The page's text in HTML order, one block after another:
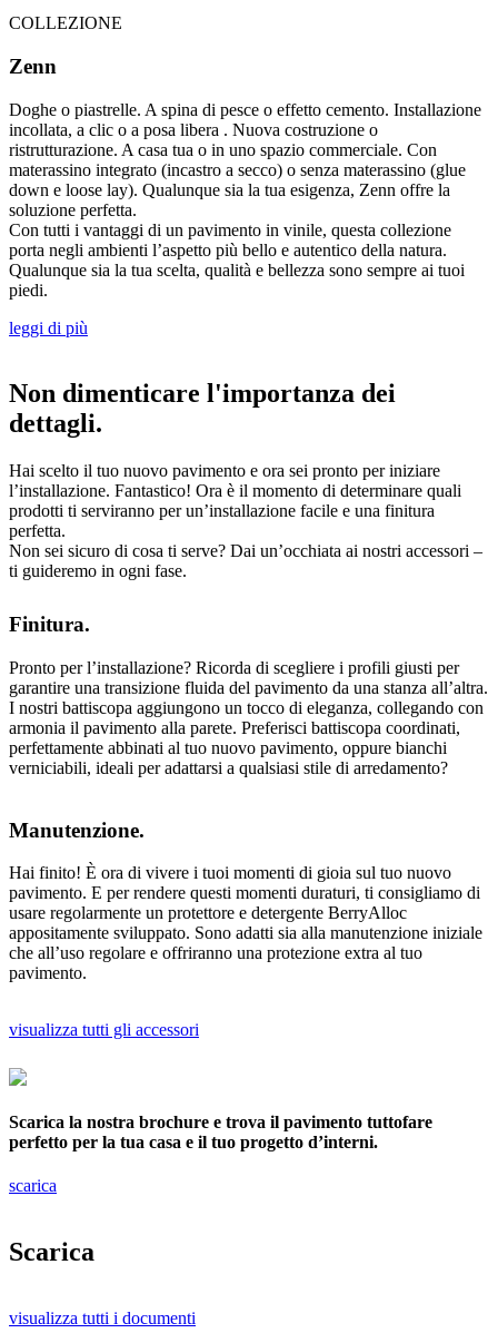
COLLEZIONE
Zenn
Doghe o piastrelle. A spina di pesce o effetto cemento. Installazione
incollata, a clic o a posa libera . Nuova costruzione o
ristrutturazione. A casa tua o in uno spazio commerciale. Con
materassino integrato (incastro a secco) o senza materassino (glue
down e loose lay). Qualunque sia la tua esigenza, Zenn offre la
soluzione perfetta.
Con tutti i vantaggi di un pavimento in vinile, questa collezione
porta negli ambienti l’aspetto più bello e autentico della natura.
Qualunque sia la tua scelta, qualità e bellezza sono sempre ai tuoi
piedi.
leggi di più
Non dimenticare l'importanza dei
dettagli.
Hai scelto il tuo nuovo pavimento e ora sei pronto per iniziare
l’installazione. Fantastico! Ora è il momento di determinare quali
prodotti ti serviranno per un’installazione facile e una finitura
perfetta.
Non sei sicuro di cosa ti serve? Dai un’occhiata ai nostri accessori –
ti guideremo in ogni fase.
Finitura.
Pronto per l’installazione? Ricorda di scegliere i profili giusti per
garantire una transizione fluida del pavimento da una stanza all’altra.
I nostri battiscopa aggiungono un tocco di eleganza, collegando con
armonia il pavimento alla parete. Preferisci battiscopa coordinati,
perfettamente abbinati al tuo nuovo pavimento, oppure bianchi
verniciabili, ideali per adattarsi a qualsiasi stile di arredamento?
Manutenzione.
Hai finito! È ora di vivere i tuoi momenti di gioia sul tuo nuovo
pavimento. E per rendere questi momenti duraturi, ti consigliamo di
usare regolarmente un protettore e detergente BerryAlloc
appositamente sviluppato. Sono adatti sia alla manutenzione iniziale
che all’uso regolare e offriranno una protezione extra al tuo
pavimento.
visualizza tutti gli accessori
Scarica la nostra brochure e trova il pavimento tuttofare
perfetto per la tua casa e il tuo progetto d’interni.
scarica
Scarica
visualizza tutti i documenti